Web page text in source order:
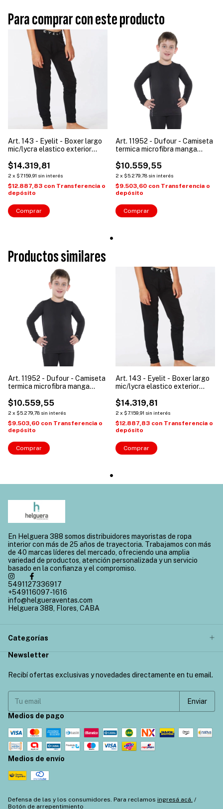
Para comprar con este producto
Art. 143 - Eyelit - Boxer largo
mic/lycra elastico exterior
$14.319,81
2 x $7.159,91 sin interés
$12.887,83 con Transferencia o
depósito
Comprar
Art. 11952 - Dufour - Camiseta
termica microfibra manga
$10.559,55
2 x $5.279,78 sin interés
$9.503,60 con Transferencia o
depósito
Comprar
Productos similares
Art. 11952 - Dufour - Camiseta
termica microfibra manga
$10.559,55
2 x $5.279,78 sin interés
$9.503,60 con Transferencia o
depósito
Comprar
Art. 143 - Eyelit - Boxer largo
mic/lycra elastico exterior
$14.319,81
2 x $7.159,91 sin interés
$12.887,83 con Transferencia o
depósito
Comprar
En Helguera 388 somos distribuidores mayoristas de ropa
interior con más de 25 años de trayectoria. Trabajamos con más
de 40 marcas líderes del mercado, ofreciendo una amplia
variedad de productos, atención personalizada y un servicio
basado en la confianza y el compromiso.
5491127336917
+549116097-1616
info@helgueraventas.com
Helguera 388, Flores, CABA
Categorías
Newsletter
Recibí ofertas exclusivas y novedades directamente en tu email.
Medios de pago
Medios de envío
Defensa de las y los consumidores. Para reclamos ingresá acá. /
Botón de arrepentimiento